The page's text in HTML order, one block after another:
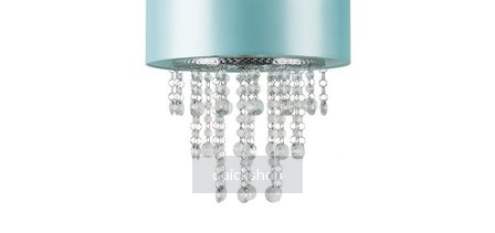
quickshop